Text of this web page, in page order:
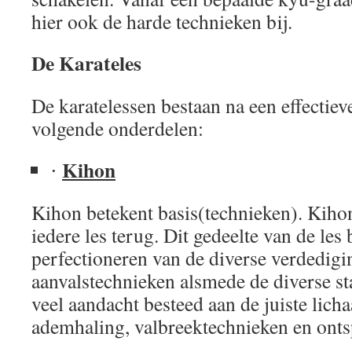
hier ook de harde technieken bij.
De Karateles
De karatelessen bestaan na een
volgende onderdelen:
· Kihon
Kihon betekent basis(technieken).
iedere les terug. Dit gedeelte van de les
perfectioneren van de diverse
aanvalstechnieken alsmede de diverse
veel aandacht besteed aan de juiste
ademhaling, valbreektechnieken en